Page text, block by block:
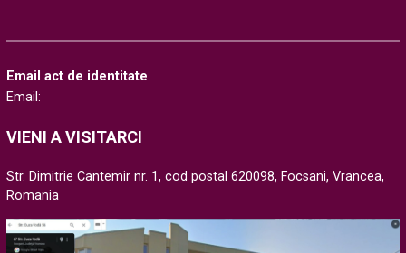
Email act de identitate
Email:
VIENI A VISITARCI
Str. Dimitrie Cantemir nr. 1, cod postal 620098, Focsani, Vrancea,
Romania